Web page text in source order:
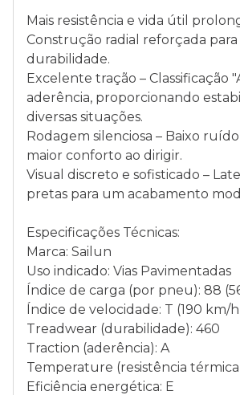
Mais resistência e vida útil
Construção radial reforçada
durabilidade.
Excelente tração – Classificação
aderência, proporcionando
diversas situações.
Rodagem silenciosa – Baixo
maior conforto ao dirigir.
Visual discreto e sofisticado –
pretas para um acabamento
Especificações Técnicas:
Marca: Sailun
Uso indicado: Vias Pavimentadas
Índice de carga (por pneu): 88
Índice de velocidade: T (190 km/
Treadwear (durabilidade): 460
Traction (aderência): A
Temperature (resistência
Eficiência energética: E